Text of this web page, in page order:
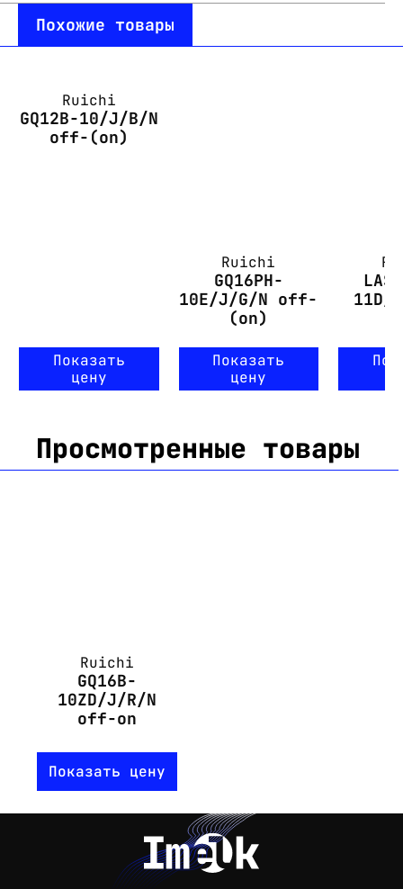
Похожие товары
Ruichi
GQ12B-10/J/B/N
off-(on)
Показать
цену
Ruichi
GQ16PH-
10E/J/G/N off-
(on)
Показать
цену
11D/
Просмотренные товары
Ruichi
GQ16B-
10ZD/J/R/N
off-on
Показать цену